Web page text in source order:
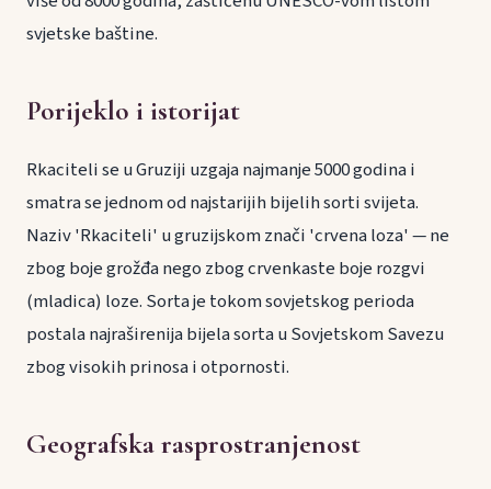
svjetske baštine.
Porijeklo i istorijat
Rkaciteli se u Gruziji uzgaja najmanje 5000 godina i
smatra se jednom od najstarijih bijelih sorti svijeta.
Naziv 'Rkaciteli' u gruzijskom znači 'crvena loza' — ne
zbog boje grožđa nego zbog crvenkaste boje rozgvi
(mladica) loze. Sorta je tokom sovjetskog perioda
postala najraširenija bijela sorta u Sovjetskom Savezu
zbog visokih prinosa i otpornosti.
Geografska rasprostranjenost